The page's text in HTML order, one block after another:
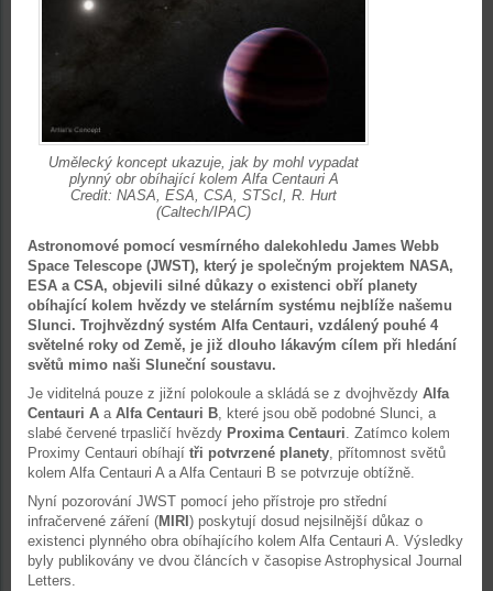
Umělecký koncept ukazuje, jak by mohl vypadat
plynný obr obíhající kolem Alfa Centauri A
Credit: NASA, ESA, CSA, STScI, R. Hurt
(Caltech/IPAC)
Astronomové pomocí vesmírného dalekohledu James Webb
Space Telescope (JWST), který je společným projektem NASA,
ESA a CSA, objevili silné důkazy o existenci obří planety
obíhající kolem hvězdy ve stelárním systému nejblíže našemu
Slunci. Trojhvězdný systém Alfa Centauri, vzdálený pouhé 4
světelné roky od Země, je již dlouho lákavým cílem při hledání
světů mimo naši Sluneční soustavu.
Je viditelná pouze z jižní polokoule a skládá se z dvojhvězdy Alfa
Centauri A a Alfa Centauri B , které jsou obě podobné Slunci, a
slabé červené trpasličí hvězdy Proxima Centauri . Zatímco kolem
Proximy Centauri obíhají tři potvrzené planety , přítomnost světů
kolem Alfa Centauri A a Alfa Centauri B se potvrzuje obtížně.
Nyní pozorování JWST pomocí jeho přístroje pro střední
infračervené záření (MIRI) poskytují dosud nejsilnější důkaz o
existenci plynného obra obíhajícího kolem Alfa Centauri A. Výsledky
byly publikovány ve dvou článcích v časopise Astrophysical Journal
Letters.